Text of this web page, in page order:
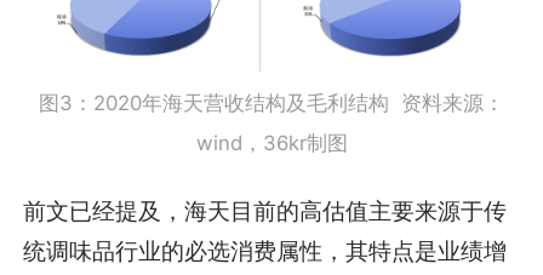
图3：2020年海天营收结构及毛利结构 资料来源：
wind，36kr制图
前文已经提及，海天目前的高估值主要来源于传
统调味品行业的必选消费属性，其特点是业绩增